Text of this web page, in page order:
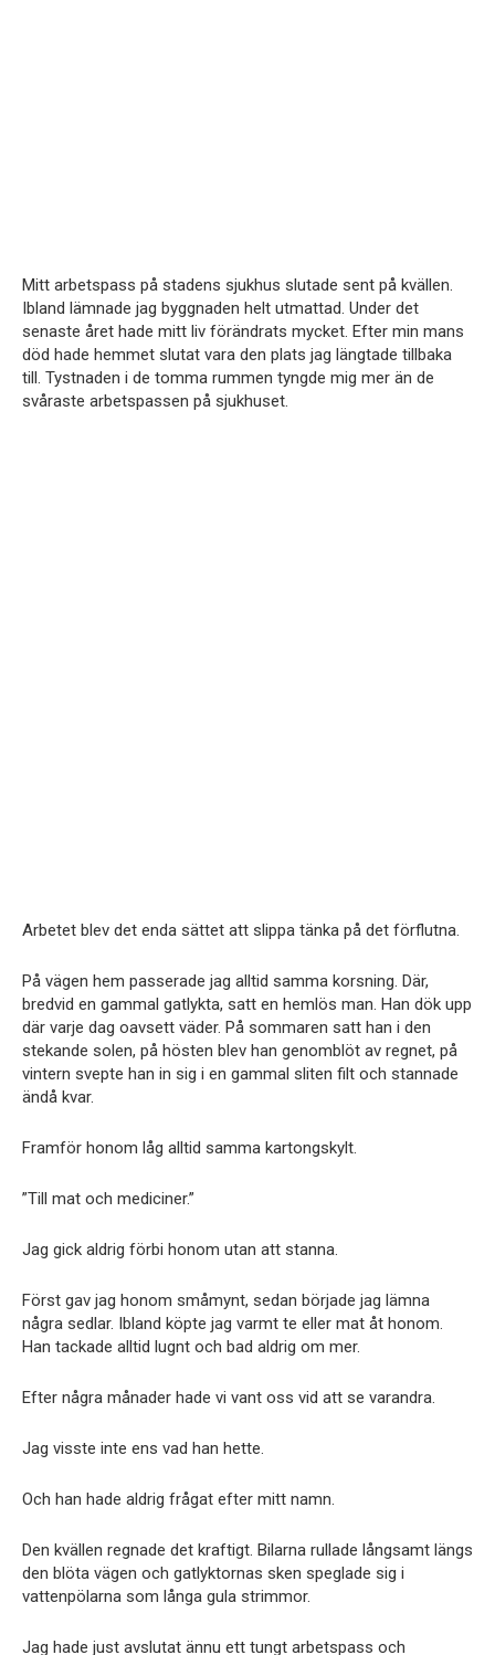
Mitt arbetspass på stadens sjukhus slutade sent på kvällen.
Ibland lämnade jag byggnaden helt utmattad. Under det
senaste året hade mitt liv förändrats mycket. Efter min mans
död hade hemmet slutat vara den plats jag längtade tillbaka
till. Tystnaden i de tomma rummen tyngde mig mer än de
svåraste arbetspassen på sjukhuset.
Arbetet blev det enda sättet att slippa tänka på det förflutna.
På vägen hem passerade jag alltid samma korsning. Där,
bredvid en gammal gatlykta, satt en hemlös man. Han dök upp
där varje dag oavsett väder. På sommaren satt han i den
stekande solen, på hösten blev han genomblöt av regnet, på
vintern svepte han in sig i en gammal sliten filt och stannade
ändå kvar.
Framför honom låg alltid samma kartongskylt.
”Till mat och mediciner.”
Jag gick aldrig förbi honom utan att stanna.
Först gav jag honom småmynt, sedan började jag lämna
några sedlar. Ibland köpte jag varmt te eller mat åt honom.
Han tackade alltid lugnt och bad aldrig om mer.
Efter några månader hade vi vant oss vid att se varandra.
Jag visste inte ens vad han hette.
Och han hade aldrig frågat efter mitt namn.
Den kvällen regnade det kraftigt. Bilarna rullade långsamt längs
den blöta vägen och gatlyktornas sken speglade sig i
vattenpölarna som långa gula strimmor.
Jag hade just avslutat ännu ett tungt arbetspass och